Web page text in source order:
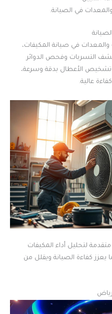
في الصيانة.
في صيانة المكيفات،
التسربات وفحص الدوائر
تشخيص الأعطال بدقة وسرعة،
عالية.
لتحليل أداء المكيفات
كفاءة الصيانة ويقلل من